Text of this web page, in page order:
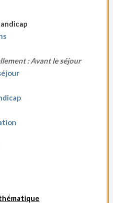
: Avant le séjour